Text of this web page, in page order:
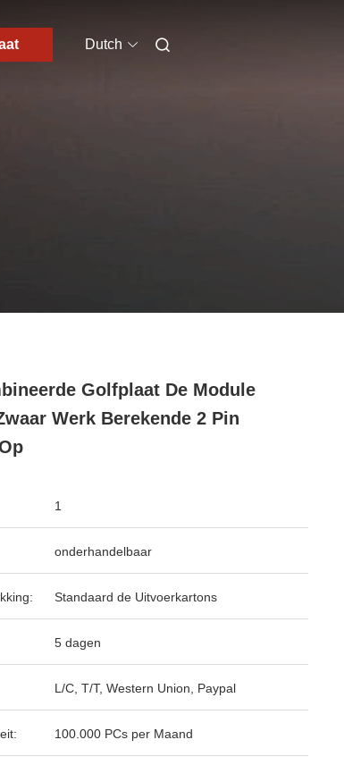
Dutch
Golfplaat De Module
Werk Berekende 2 Pin
1
onderhandelbaar
Standaard de Uitvoerkartons
5 dagen
L/C, T/T, Western Union, Paypal
100.000 PCs per Maand